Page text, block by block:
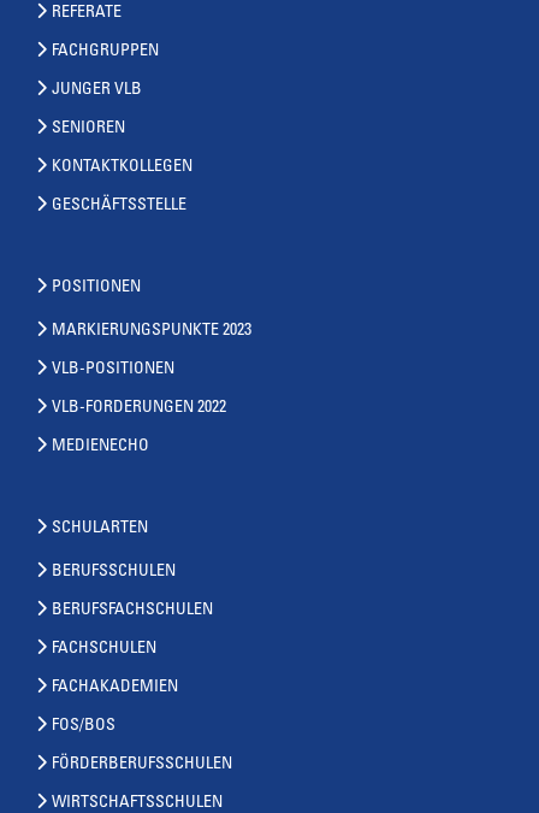
REFERATE
FACHGRUPPEN
JUNGER VLB
SENIOREN
KONTAKTKOLLEGEN
GESCHÄFTSSTELLE
POSITIONEN
MARKIERUNGSPUNKTE 2023
VLB-POSITIONEN
VLB-FORDERUNGEN 2022
MEDIENECHO
SCHULARTEN
BERUFSSCHULEN
BERUFSFACHSCHULEN
FACHSCHULEN
FACHAKADEMIEN
FOS/BOS
FÖRDERBERUFSSCHULEN
WIRTSCHAFTSSCHULEN